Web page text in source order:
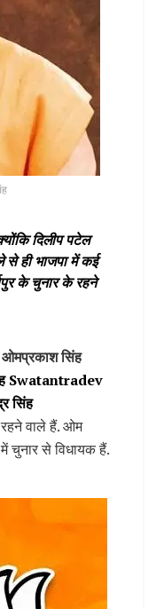
दिलीप पटेल
ही भाजपा में कई
के चुनार के रहने
ओमप्रकाश सिंह
Swatantradev
सिंह
वाले हैं. ओम
चुनार से विधायक हैं.